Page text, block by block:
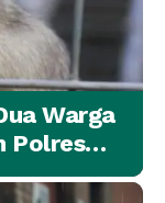
Warga
Polres